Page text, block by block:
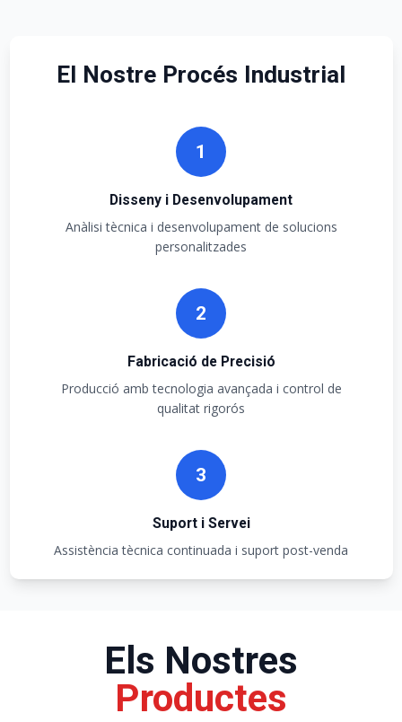
El Nostre Procés Industrial
1
Disseny i Desenvolupament
Anàlisi tècnica i desenvolupament de solucions
personalitzades
2
Fabricació de Precisió
Producció amb tecnologia avançada i control de
qualitat rigorós
3
Suport i Servei
Assistència tècnica continuada i suport post-venda
Els Nostres
Productes